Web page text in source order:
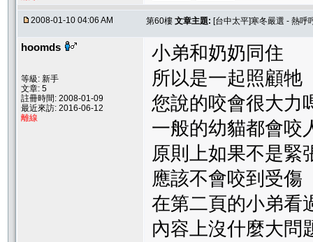
2008-01-10 04:06 AM 第60樓 文章主題: [台中太平]寒冬嚴選 - 熱呼
hoomds
等級: 新手
文章: 5
註冊時間: 2008-01-09
最近來訪: 2016-06-12
離線
小弟和奶奶同住
所以是一起照顧牠
您說的咬會很大力
一般的幼貓都會咬
原則上如果不是緊
應該不會咬到受傷
在第二頁的小弟看
內容上沒什麼大問